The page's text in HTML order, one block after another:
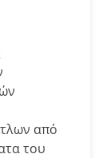
από
του